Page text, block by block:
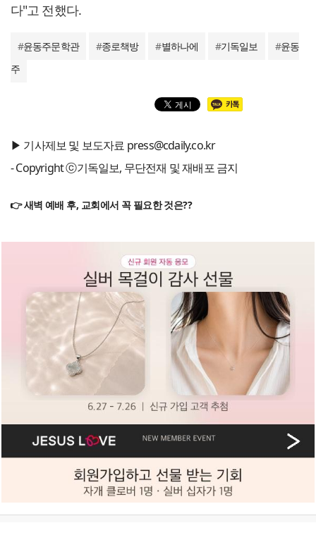
다"고 전했다.
#윤동주문학관 #종로책방 #별하나에 #기독일보 #윤동
주
▶ 기사제보 및 보도자료 press@cdaily.co.kr
- Copyright ⓒ기독일보, 무단전재 및 재배포 금지
👉 새벽 예배 후, 교회에서 꼭 필요한 것은??